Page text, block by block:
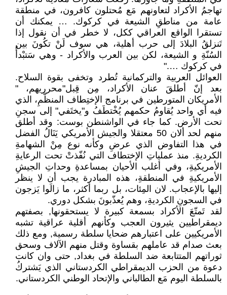
تهاجمُ الأكراد لتعاونهم مَع مُحتلون كافرون، في منطقة
عامة من مناطقِ الشيعة في كركوك. … يمكنك أن
تستقرا الواقع العراقي ككل، لا خطر في أن نقول إذا
تَنزلقُ البلادَ إلى حرب أهلية، هي سوف لَنْ تكُونَ بين
السُنّةِ و الشيعة، لكن بين العرب والأكراد - وهي سَتبْدأُ
في كركوك …."
العوائل العربية والتركمانية تُطرد وتخفى بقوة السلاح.
بعد إنّ أطلقَ عنان الأكراد، مِن قِبل"محرريهم، "
الأمريكان المتورطين في برنامج الإختِطاف المنظّمِ، الذي
فيه أي واحد يُقاومُ حكمهم يُخْتطَفُ و"يختَفي" إلى سجنِ
تحت الأرض. كما جاء في الواشنطن بوست: وقد أطلق
منهم لحد ألان 50 معتقلا والجيش الأمريكي يَنَالُ الفضل
في هذا التفاوض الذي عرضِ وكأنه نوع مِنْ الشهامةِ
الكرديةِ. منذ عملياتِ الإختطاف التي نُفّذتْ تحت الرعايةِ
الأمريكيةِ، وفي أغلب الأحيان بمساعدةِ وحداتِ الجيشِ
الأمريكيةِ في المنطقةِ، هذه المبادرة يجب أن لا ينظر
إليها بالإعجاب. لان المِئات، بل ربما أكثر، ما زالَوا يَزجون
في السجونِ الكرديةِ، وهم يُعذّبونَ بشكل دوري.
لقد تَمتّعَ الأكراد بسمعة كبيرة لا يستحقونها, بصفتهم
ديمقراطيين يثيرون العجب وكأنهم أقلية عراقية تشبه
الأمريكيين على اعتبارهم ضحايا سلطة رسمية, ومع ذلك
بعث صدام قد عاملهم بقساوة وقتل منهم الآلاف وسحق
ثوراتهم المتتابعة ضد السلطة في بغداد, حتى وان كانت
دعوة من الحزب الديمقراطي الكردستاني الذي يَشتركُ
بالسلطة اليوم مَع الطالباني والإتحاد الوطني الكردستاني.